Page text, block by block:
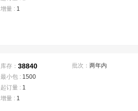
增量 : 1
库存：38840
最小包 : 1500
起订量 : 1
增量 : 1
批次： 两年内